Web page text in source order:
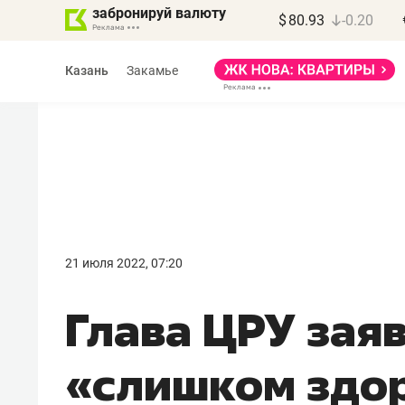
забронируй валюту $ 80.93 -0.20
Казань Закамье
21 июля 2022, 07:20
Глава ЦРУ
«слишком
девелопера – найти
правильный продукт»
Девелопер из топ-10*
Башкортостана входит в Татарстан